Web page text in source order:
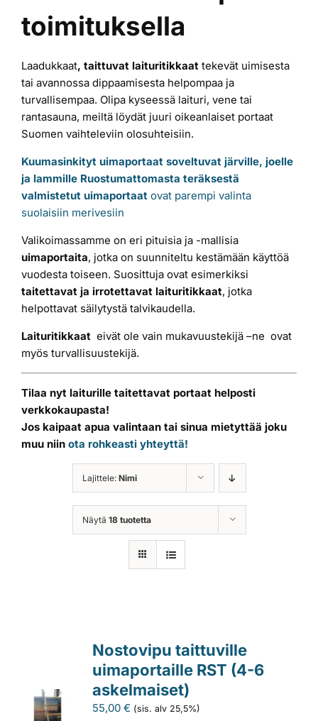
Laiturit
Valmistajat
Rahoitus
Asiakaskokemuksia
toimituksella
Laadukkaat, taittuvat laituritikkaat tekevät uimisesta
tai avannossa dippaamisesta helpompaa ja
turvallisempaa. Olipa kyseessä laituri, vene tai
rantasauna, meiltä löydät juuri oikeanlaiset portaat
Suomen vaihteleviin olosuhteisiin.
Kuumasinkityt uimaportaat soveltuvat järville, joelle
ja lammille Ruostumattomasta teräksestä
valmistetut uimaportaat ovat parempi valinta
suolaisiin merivesiin
Valikoimassamme on eri pituisia ja -mallisia
uimaportaita, jotka on suunniteltu kestämään käyttöä
vuodesta toiseen. Suosittuja ovat esimerkiksi
taitettavat ja irrotettavat laituritikkaat, jotka
helpottavat säilytystä talvikaudella.
Laituritikkaat eivät ole vain mukavuustekijä –ne ovat
myös turvallisuustekijä.
Tilaa nyt laiturille taitettavat portaat helposti
verkkokaupasta!
Jos kaipaat apua valintaan tai sinua mietyttää joku
muu niin ota rohkeasti yhteyttä!
Lajittele: Nimi
Näytä 18 tuotetta
Nostovipu taittuville
uimaportaille RST (4-6
askelmaiset)
55,00€ (sis. alv 25,5%)